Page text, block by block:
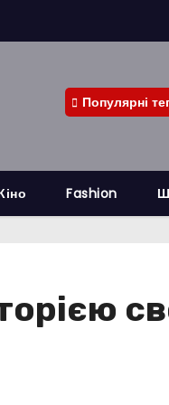
Популярні
Fashion